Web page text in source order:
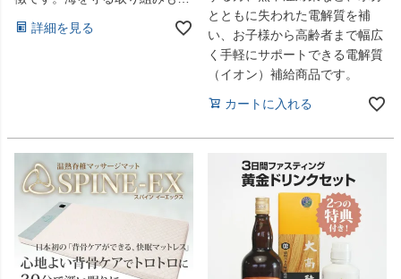
詳細を見る
とともに失われた電解質を補
い、お子様から高齢者まで幅広
く手軽にサポートできる電解質
（イオン）補給商品です。
カートに入れる